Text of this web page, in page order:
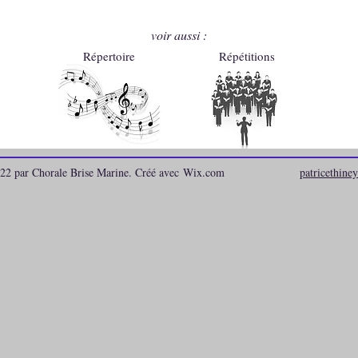
voir aussi :
Répertoire Répétitions
par Chorale Brise Marine. Créé avec Wix.com